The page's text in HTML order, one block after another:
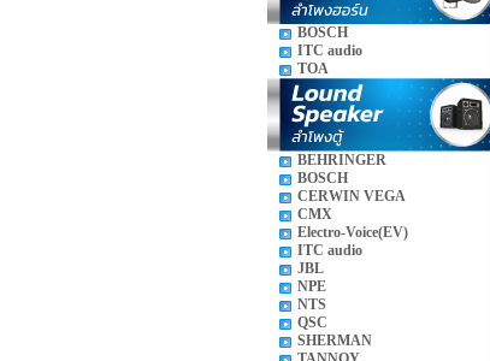
BOSCH
ITC audio
TOA
BEHRINGER
BOSCH
CERWIN VEGA
CMX
Electro-Voice(EV)
ITC audio
JBL
NPE
NTS
QSC
SHERMAN